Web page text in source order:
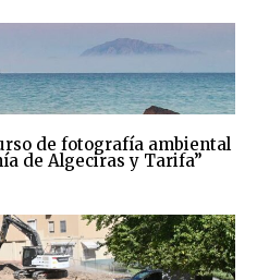
de fotografía ambiental
de Algeciras y Tarifa”